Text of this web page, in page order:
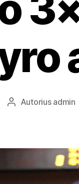
ĮrašoAutorius admin